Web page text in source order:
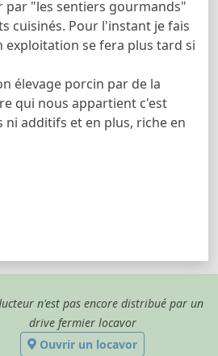
par "les sentiers gourmands"
cuisinés. Pour l'instant je fais
se fera plus tard si
élevage porcin par de la
qui nous appartient c'est
additifs et en plus, riche en
n'est pas encore distribué par un
drive fermier locavor
Ouvrir un locavor